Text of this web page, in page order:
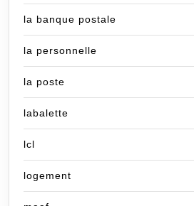
la banque postale
la personnelle
la poste
labalette
lcl
logement